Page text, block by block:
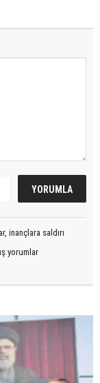
inançlara saldırı
yorumlar